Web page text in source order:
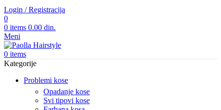
Login / Registracija
0
0 items 0.00 din.
Meni
0 items
Kategorije
Problemi kose
Opadanje kose
Svi tipovi kose